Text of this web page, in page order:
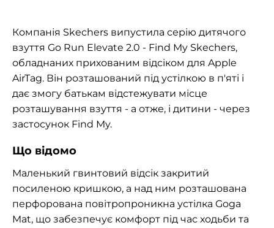
Компанія Skechers випустила серію дитячого
взуття Go Run Elevate 2.0 - Find My Skechers,
обладнаних прихованим відсіком для Apple
AirTag. Він розташований під устілкою в п'яті і
дає змогу батькам відстежувати місце
розташування взуття - а отже, і дитини - через
застосунок Find My.
Що відомо
Маленький гвинтовий відсік закритий
посиленою кришкою, а над ним розташована
перфорована повітропроникна устілка Goga
Mat, що забезпечує комфорт під час ходьби та